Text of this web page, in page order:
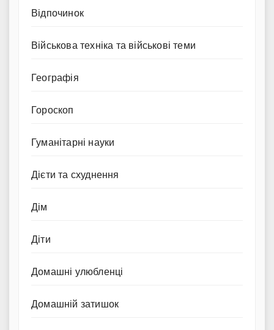
Відпочинок
Військова техніка та військові теми
Географія
Гороскоп
Гуманітарні науки
Дієти та схуднення
Дім
Діти
Домашні улюбленці
Домашній затишок